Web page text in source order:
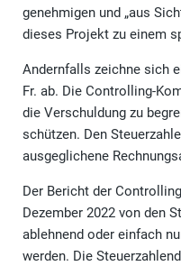
genehmigen und „aus
dieses Projekt zu einem
Andernfalls zeichne sich
Fr. ab. Die Controlling-
die Verschuldung zu
schützen. Den
ausgeglichene
Der Bericht der
Dezember 2022 von den
ablehnend oder einfach
werden. Die